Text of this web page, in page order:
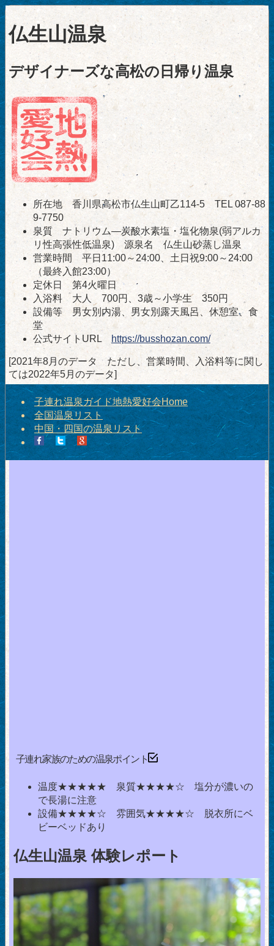
仏生山温泉
デザイナーズな高松の日帰り温泉
所在地 香川県高松市仏生山町乙114-5 TEL 087-88
9-7750
泉質 ナトリウム―炭酸水素塩・塩化物泉(弱アルカ
リ性高張性低温泉) 源泉名 仏生山砂蒸し温泉
営業時間 平日11:00～24:00、土日祝9:00～24:00
（最終入館23:00）
定休日 第4火曜日
入浴料 大人 700円、3歳～小学生 350円
設備等 男女別内湯、男女別露天風呂、休憩室、食
堂
公式サイトURL
https://busshozan.com/
[2021年8月のデータ ただし、営業時間、入浴料等に関し
ては2022年5月のデータ]
子連れ温泉ガイド地熱愛好会Home
全国温泉リスト
中国・四国の温泉リスト
子連れ家族のための温泉ポイント
温度★★★★★ 泉質★★★★☆ 塩分が濃いの
で長湯に注意
設備★★★★☆ 雰囲気★★★★☆ 脱衣所にベ
ビーベッドあり
仏生山温泉 体験レポート